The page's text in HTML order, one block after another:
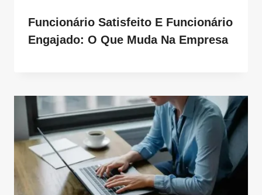
Funcionário Satisfeito E Funcionário
Engajado: O Que Muda Na Empresa